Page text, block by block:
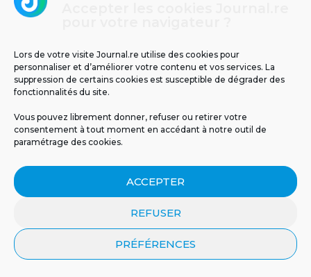
Lors de votre visite Journal.re utilise des cookies pour
personnaliser et d’améliorer votre contenu et vos services. La
suppression de certains cookies est susceptible de dégrader des
fonctionnalités du site.
Vous pouvez librement donner, refuser ou retirer votre
consentement à tout moment en accédant à notre outil de
paramétrage des cookies.
ACCEPTER
REFUSER
PRÉFÉRENCES
Un tunnel pour relier La Réunion à Maurice ?
5
Il y a 63 ans, le cyclone Jenny frappait La